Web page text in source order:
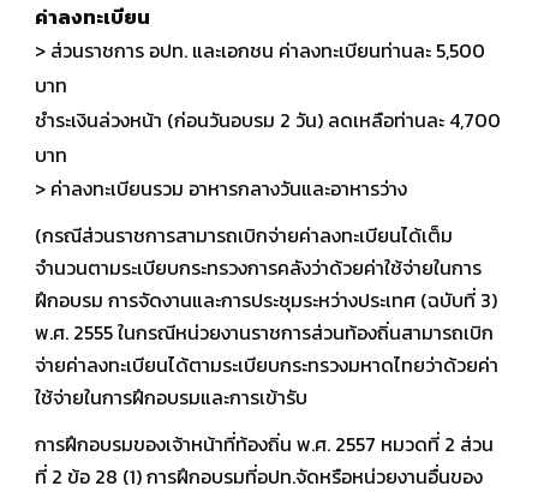
ค่าลงทะเบียน
> ส่วนราชการ อปท. และเอกชน ค่าลงทะเบียนท่านละ 5,500
บาท
ชำระเงินล่วงหน้า (ก่อนวันอบรม 2 วัน) ลดเหลือท่านละ 4,700
บาท
> ค่าลงทะเบียนรวม อาหารกลางวันและอาหารว่าง
(กรณีส่วนราชการสามารถเบิกจ่ายค่าลงทะเบียนได้เต็ม
จำนวนตามระเบียบกระทรวงการคลังว่าด้วยค่าใช้จ่ายในการ
ฝึกอบรม การจัดงานและการประชุมระหว่างประเทศ (ฉบับที่ 3)
พ.ศ. 2555 ในกรณีหน่วยงานราชการส่วนท้องถิ่นสามารถเบิก
จ่ายค่าลงทะเบียนได้ตามระเบียบกระทรวงมหาดไทยว่าด้วยค่า
ใช้จ่ายในการฝึกอบรมและการเข้ารับ
การฝึกอบรมของเจ้าหน้าที่ท้องถิ่น พ.ศ. 2557 หมวดที่ 2 ส่วน
ที่ 2 ข้อ 28 (1) การฝึกอบรมที่อปท.จัดหรือหน่วยงานอื่นของ